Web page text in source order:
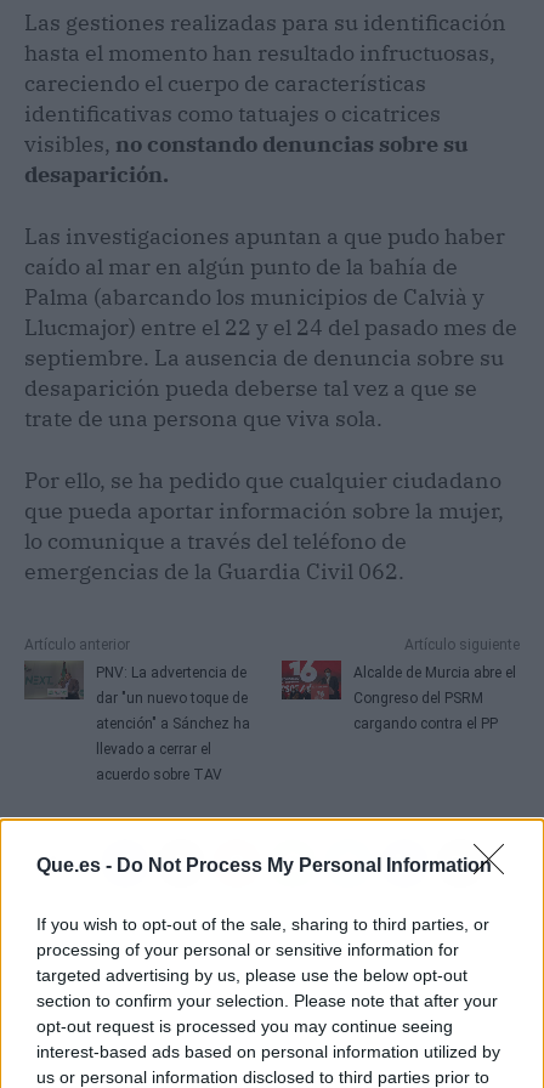
Que.es - Do Not Process My Personal Information
If you wish to opt-out of the sale, sharing to third parties, or
processing of your personal or sensitive information for
targeted advertising by us, please use the below opt-out
section to confirm your selection. Please note that after your
opt-out request is processed you may continue seeing
interest-based ads based on personal information utilized by
us or personal information disclosed to third parties prior to
Las gestiones realizadas para su identificación
hasta el momento han resultado infructuosas,
careciendo el cuerpo de características
identificativas como tatuajes o cicatrices
visibles, no constando denuncias sobre su
desaparición.
Las investigaciones apuntan a que pudo haber
caído al mar en algún punto de la bahía de
Palma (abarcando los municipios de Calvià y
Llucmajor) entre el 22 y el 24 del pasado mes de
septiembre. La ausencia de denuncia sobre su
desaparición pueda deberse tal vez a que se
trate de una persona que viva sola.
Por ello, se ha pedido que cualquier ciudadano
que pueda aportar información sobre la mujer,
lo comunique a través del teléfono de
emergencias de la Guardia Civil 062.
Artículo anterior
PNV: La advertencia de
dar "un nuevo toque de
atención" a Sánchez ha
llevado a cerrar el
acuerdo sobre TAV
Artículo siguiente
Alcalde de Murcia abre el
Congreso del PSRM
cargando contra el PP